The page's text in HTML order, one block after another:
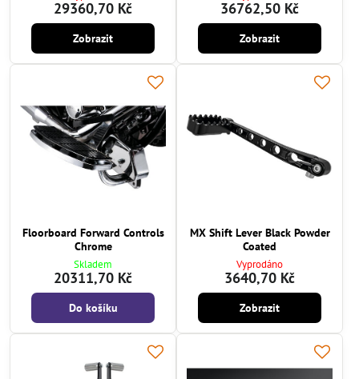
29360,70 Kč
Zobrazit
36762,50 Kč
Zobrazit
Floorboard Forward Controls
Chrome
Skladem
20311,70 Kč
Do košíku
MX Shift Lever Black Powder
Coated
Vyprodáno
3640,70 Kč
Zobrazit